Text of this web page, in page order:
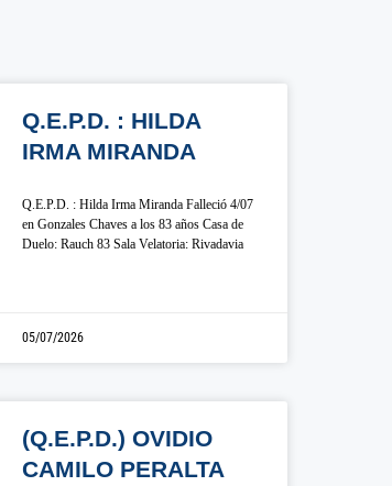
Q.E.P.D. : HILDA
IRMA MIRANDA
Q.E.P.D. : Hilda Irma Miranda Falleció 4/07
en Gonzales Chaves a los 83 años Casa de
Duelo: Rauch 83 Sala Velatoria: Rivadavia
05/07/2026
(Q.E.P.D.) OVIDIO
CAMILO PERALTA